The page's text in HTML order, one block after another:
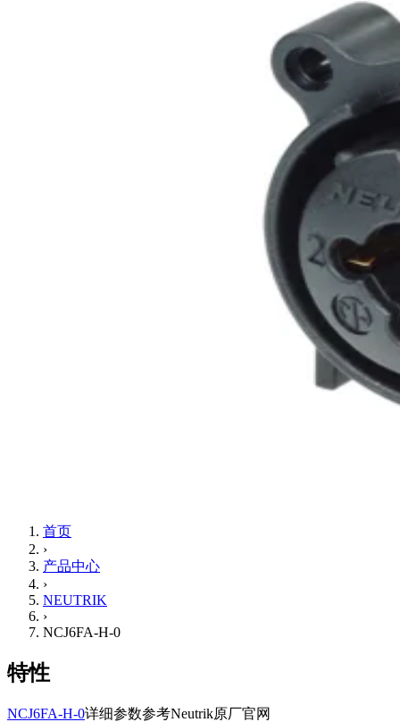
首页
›
产品中心
›
NEUTRIK
›
NCJ6FA-H-0
特性
NCJ6FA-H-0详细参数参考Neutrik原厂官网